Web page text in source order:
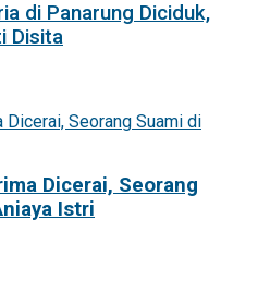
di Panarung Diciduk,
Disita
Dicerai, Seorang
Istri